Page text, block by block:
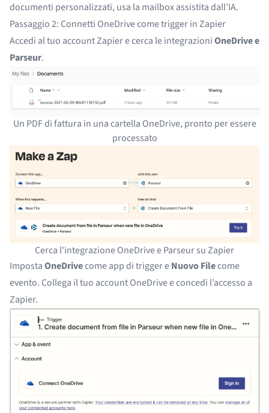
documenti personalizzati, usa la mailbox assistita dall’IA.
Passaggio 2: Connetti OneDrive come trigger in Zapier
Accedi al tuo account Zapier e cerca le integrazioniOneDrive e
Parseur.
Un PDF di fattura in una cartella OneDrive, pronto per essere
processato
Cerca l'integrazione OneDrive e Parseur su Zapier
ImpostaOneDrivecome app di trigger eNuovo Filecome
evento. Collega il tuo account OneDrive e concedi l’accesso a
Zapier.